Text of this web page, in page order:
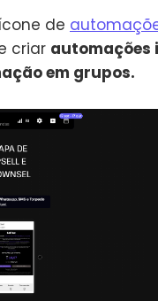
de
criar automações
em grupos.